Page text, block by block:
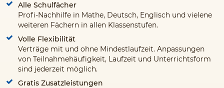
Alle Schulfächer
Profi-Nachhilfe in Mathe, Deutsch, Englisch und vielene
weiteren Fächern in allen Klassenstufen.
Volle Flexibilität
Verträge mit und ohne Mindestlaufzeit. Anpassungen
von Teilnahmehäufigkeit, Laufzeit und Unterrichtsform
sind jederzeit möglich.
Gratis Zusatzleistungen